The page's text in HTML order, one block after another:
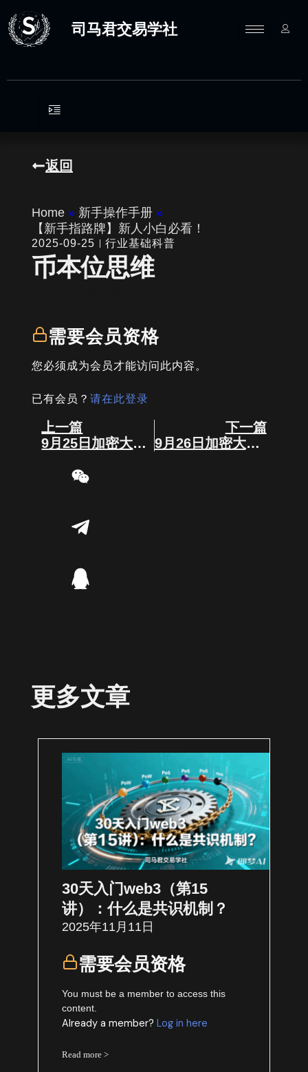
至
内
司马君交易学社
返回
Home » 新手操作手册 »
【新手指路牌】新人小白必看！
2025-09-25 行业基础科普
币本位思维
需要会员资格
您必须成为会员才能访问此内容。
已有会员？ 请在此登录
Prev
上一篇
9月25日加密大事件
下一篇
9月26日加密大事件
更多文章
30天入门web3（第15
讲）：什么是共识机制？
2025年11月11日
需要会员资格
You must be a member to access this
content.
Already a member?Log in here
Read more >